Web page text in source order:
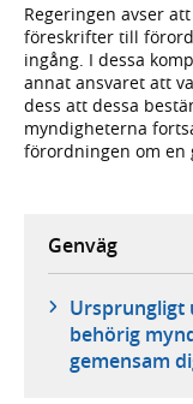
Regeringen avser
föreskrifter till
ingång. I dessa
annat ansvaret att
dess att dessa
myndigheterna
förordningen om en
Genväg
Ursprungligt
behörig
gemensam